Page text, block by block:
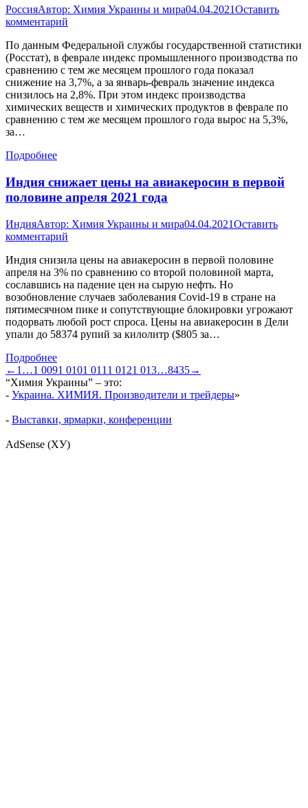
РоссияАвтор: Химия Украины и мира04.04.2021Оставить
комментарий
По данным Федеральной службы государственной статистики
(Росстат), в феврале индекс промышленного производства по
сравнению с тем же месяцем прошлого года показал
снижение на 3,7%, а за январь-февраль значение индекса
снизилось на 2,8%. При этом индекс производства
химических веществ и химических продуктов в феврале по
сравнению с тем же месяцем прошлого года вырос на 5,3%,
за…
Подробнее
Индия снижает цены на авиакеросин в первой
половине апреля 2021 года
ИндияАвтор: Химия Украины и мира04.04.2021Оставить
комментарий
Индия снизила цены на авиакеросин в первой половине
апреля на 3% по сравнению со второй половиной марта,
сославшись на падение цен на сырую нефть. Но
возобновление случаев заболевания Covid-19 в стране на
пятимесячном пике и сопутствующие блокировки угрожают
подорвать любой рост спроса. Цены на авиакеросин в Дели
упали до 58374 рупий за килолитр ($805 за…
Подробнее
← 1 …1 0091 0101 011 1 0121 013…8435→
“Химия Украины” – это:
- Украина. ХИМИЯ. Производители и трейдеры»
- Выставки, ярмарки, конференции
AdSense (ХУ)